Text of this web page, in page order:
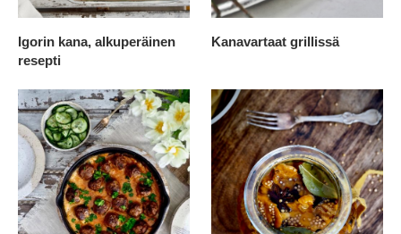
Igorin kana, alkuperäinen
resepti
Kanavartaat grillissä